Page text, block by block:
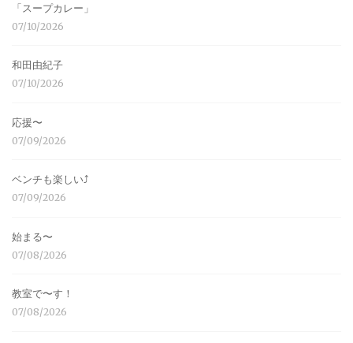
「スープカレー」
07/10/2026
和田由紀子
07/10/2026
応援〜
07/09/2026
ベンチも楽しい⤴︎
07/09/2026
始まる〜
07/08/2026
教室で〜す！
07/08/2026